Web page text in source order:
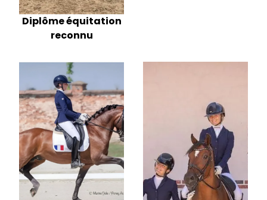
Diplôme équitation
reconnu